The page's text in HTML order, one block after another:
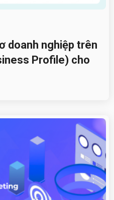
doanh nghiệp trên
Profile) cho